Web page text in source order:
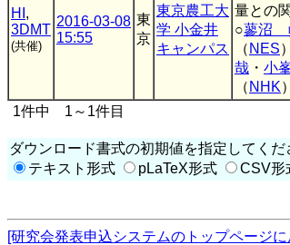
HI ,
3DMT
(共催)
2016-03-08
15:55
東
京
東京農工大
学 小金井
キャンパス
量との
○蓼沼
（ NES
哉 ・ 小
（ NHK）
1件中 1～1件目
ダウンロード書式の初期値を指定してくだ
テキスト形式
pLaTeX形式 CSV形
[研究会発表申込システムのトップページに